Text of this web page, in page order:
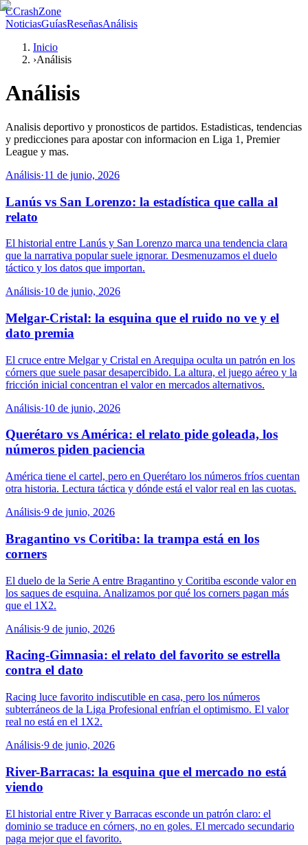
CCrashZone
NoticiasGuíasReseñasAnálisis
Inicio
›Análisis
Análisis
Analisis deportivo y pronosticos de partidos. Estadisticas, tendencias
y predicciones para apostar con informacion en Liga 1, Premier
League y mas.
Análisis·11 de junio, 2026
Lanús vs San Lorenzo: la estadística que calla al
relato
El historial entre Lanús y San Lorenzo marca una tendencia clara
que la narrativa popular suele ignorar. Desmenuzamos el duelo
táctico y los datos que importan.
Análisis·10 de junio, 2026
Melgar-Cristal: la esquina que el ruido no ve y el
dato premia
El cruce entre Melgar y Cristal en Arequipa oculta un patrón en los
córners que suele pasar desapercibido. La altura, el juego aéreo y la
fricción inicial concentran el valor en mercados alternativos.
Análisis·10 de junio, 2026
Querétaro vs América: el relato pide goleada, los
números piden paciencia
América tiene el cartel, pero en Querétaro los números fríos cuentan
otra historia. Lectura táctica y dónde está el valor real en las cuotas.
Análisis·9 de junio, 2026
Bragantino vs Coritiba: la trampa está en los
corners
El duelo de la Serie A entre Bragantino y Coritiba esconde valor en
los saques de esquina. Analizamos por qué los corners pagan más
que el 1X2.
Análisis·9 de junio, 2026
Racing-Gimnasia: el relato del favorito se estrella
contra el dato
Racing luce favorito indiscutible en casa, pero los números
subterráneos de la Liga Profesional enfrían el optimismo. El valor
real no está en el 1X2.
Análisis·9 de junio, 2026
River-Barracas: la esquina que el mercado no está
viendo
El historial entre River y Barracas esconde un patrón claro: el
dominio se traduce en córners, no en goles. El mercado secundario
paga mejor que el favorito.